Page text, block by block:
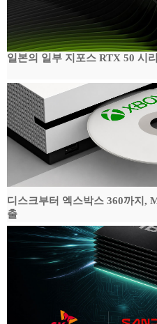
일본의 일부 지포스 RTX 50 시
디스크부터 엑스박스 360까지,
출